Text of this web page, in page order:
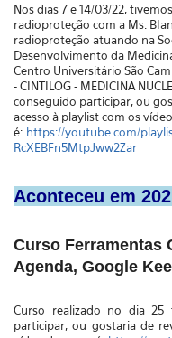
Nos dias 7 e 14/03/22,
radioproteção com a Ms.
radioproteção atuando na
Desenvolvimento da
Centro Universitário São
- CINTILOG - MEDICINA
conseguido participar, ou
acesso à playlist com os
é: https://youtube.com/
RcXEBFn5MtpJww2Zar
Aconteceu em
Curso Ferramentas
Agenda, Google
Curso realizado no dia 25
participar, ou gostaria de